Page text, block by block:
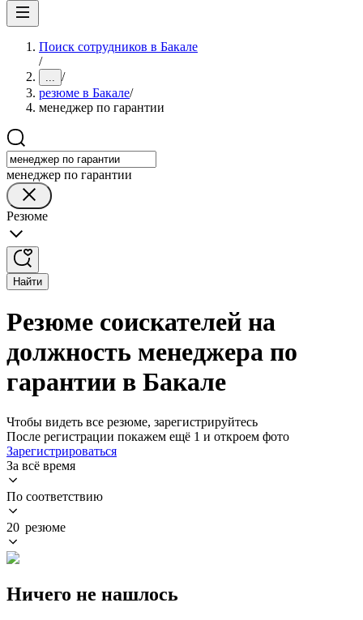
Поиск сотрудников в Бакале
/
... /
резюме в Бакале/
менеджер по гарантии
менеджер по гарантии
Резюме
Найти
Резюме соискателей на
должность менеджера по
гарантии в Бакале
Чтобы видеть все резюме, зарегистрируйтесь
После регистрации покажем ещё 1 и откроем фото
Зарегистрироваться
За всё время
По соответствию
20 резюме
Ничего не нашлось